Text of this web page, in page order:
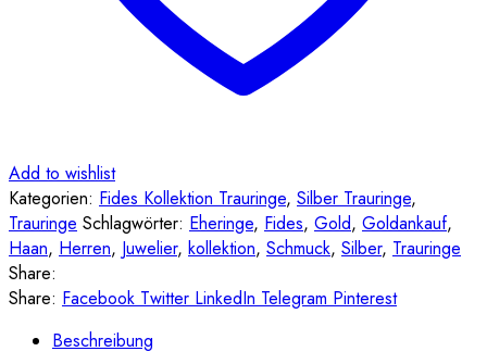
Add to wishlist
Kategorien: Fides Kollektion Trauringe, Silber Trauringe,
Trauringe Schlagwörter: Eheringe, Fides, Gold, Goldankauf,
Haan, Herren, Juwelier, kollektion, Schmuck, Silber, Trauringe
Share:
Share: Facebook Twitter LinkedIn Telegram Pinterest
Beschreibung